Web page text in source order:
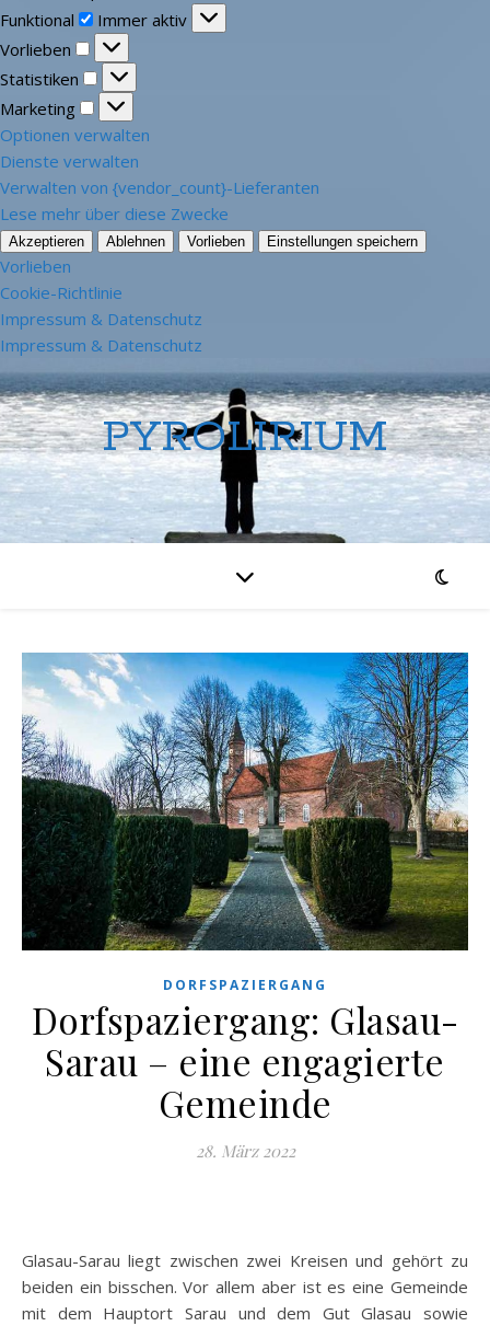
Funktional
Funktional
Immer aktiv
Vorlieben
Vorlieben
Statistiken
Statistiken
Marketing
Marketing
Optionen verwalten
Dienste verwalten
Verwalten von {vendor_count}-Lieferanten
Lese mehr über diese Zwecke
Akzeptieren Ablehnen Vorlieben Einstellungen speichern
Vorlieben
Cookie-Richtlinie
Impressum & Datenschutz
Impressum & Datenschutz
PYROLIRIUM
DORFSPAZIERGANG
Dorfspaziergang: Glasau-
Sarau – eine engagierte
Gemeinde
28. März 2022
Glasau-Sarau liegt zwischen zwei Kreisen und gehört zu
beiden ein bisschen. Vor allem aber ist es eine Gemeinde
mit dem Hauptort Sarau und dem Gut Glasau sowie